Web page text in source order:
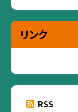
リンク
RSS